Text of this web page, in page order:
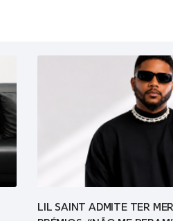
LIL SAINT ADMITE TER